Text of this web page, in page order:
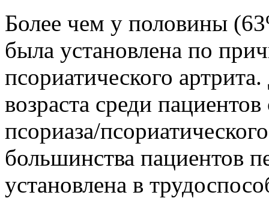
Более чем у половины
была установлена по
псориатического
возраста среди
псориаза/
большинства пациентов
установлена в